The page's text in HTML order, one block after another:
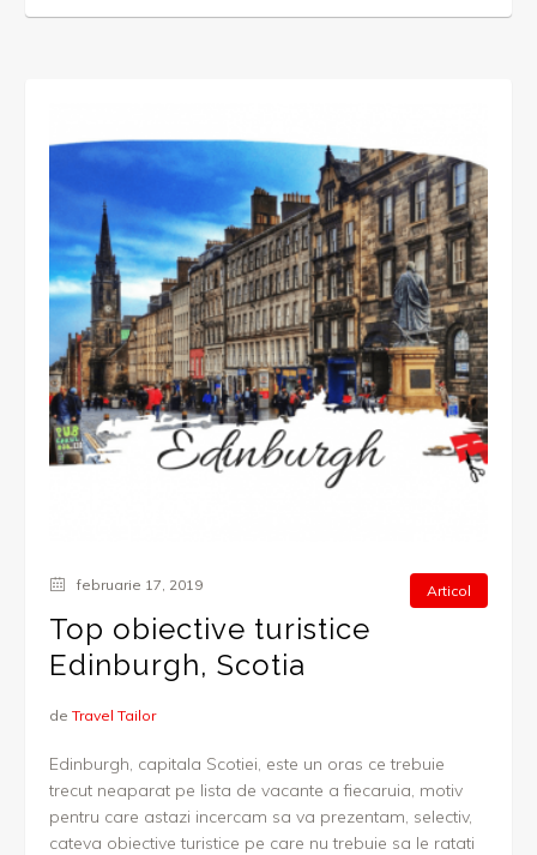
Articol
februarie 17, 2019
Top obiective turistice
Edinburgh, Scotia
de Travel Tailor
Edinburgh, capitala Scotiei, este un oras ce trebuie
trecut neaparat pe lista de vacante a fiecaruia, motiv
pentru care astazi incercam sa va prezentam, selectiv,
cateva obiective turistice pe care nu trebuie sa le ratati